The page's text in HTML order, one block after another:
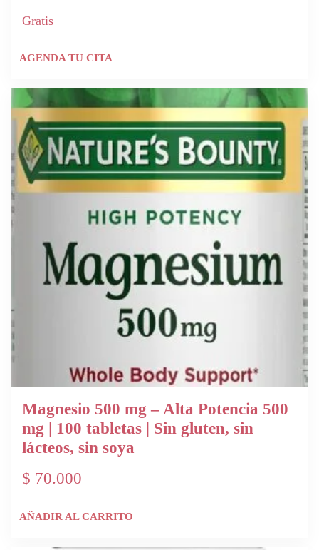
Gratis
AGENDA TU CITA
Magnesio 500 mg – Alta Potencia 500
mg | 100 tabletas | Sin gluten, sin
lácteos, sin soya
$ 70.000
AÑADIR AL CARRITO